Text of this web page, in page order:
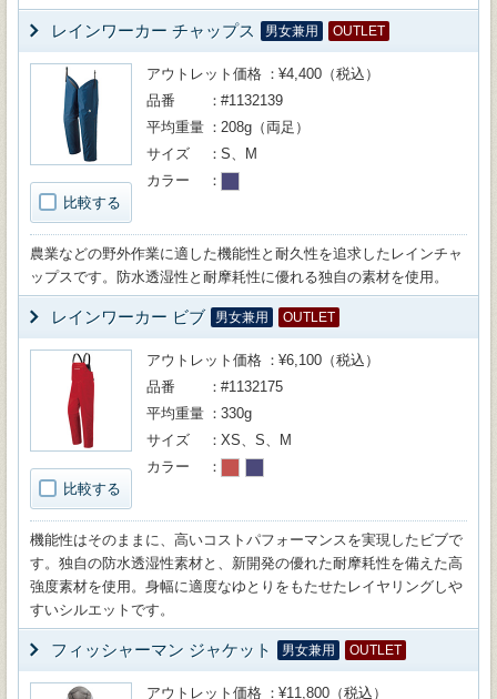
レインワーカー チャップス 男女兼用 OUTLET
比較する
アウトレット価格
¥4,400（税込）
品番
#1132139
平均重量
208g（両足）
サイズ
S、M
カラー
農業などの野外作業に適した機能性と耐久性を追求したレインチャ
ップスです。防水透湿性と耐摩耗性に優れる独自の素材を使用。
レインワーカー ビブ 男女兼用 OUTLET
比較する
アウトレット価格
¥6,100（税込）
品番
#1132175
平均重量
330g
サイズ
XS、S、M
カラー
機能性はそのままに、高いコストパフォーマンスを実現したビブで
す。独自の防水透湿性素材と、新開発の優れた耐摩耗性を備えた高
強度素材を使用。身幅に適度なゆとりをもたせたレイヤリングしや
すいシルエットです。
フィッシャーマン ジャケット 男女兼用 OUTLET
アウトレット価格 ¥11,800（税込）